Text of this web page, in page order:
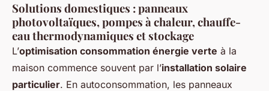
Solutions domestiques : panneaux
photovoltaïques, pompes à chaleur, chauffe-
eau thermodynamiques et stockage
L’optimisation consommation énergie verte à la
maison commence souvent par l’installation solaire
particulier. En autoconsommation, les panneaux